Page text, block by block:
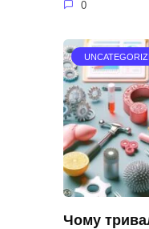
0
Чому